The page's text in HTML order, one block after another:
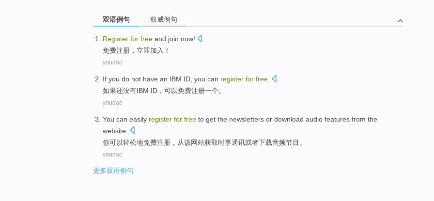
双语例句 权威例句
Register for free and join now!
免费注册 ，立即加入 ！
youdao
If you do not have an IBM ID you can register for free
如果还没有IBM ID ， 可以免费注册一个。
youdao
You can easily register for free to get the newsletters or download audio features from the
website
你可以轻松地免费注册 ， 从该网站获取时事通讯或者下载音频节目。
youdao
更多双语例句